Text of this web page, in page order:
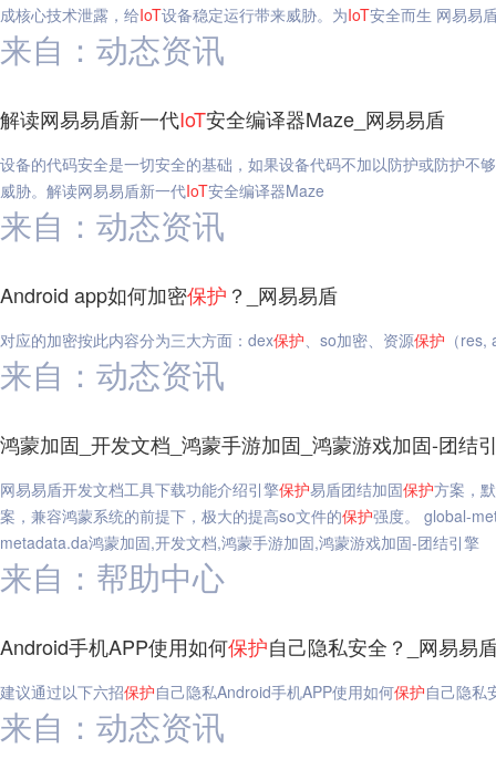
成核心技术泄露，给IoT设备稳定运行带来威胁。为IoT安全而生 网易易
来自：动态资讯
解读网易易盾新一代IoT安全编译器Maze_网易易盾
设备的代码安全是一切安全的基础，如果设备代码不加以防护或防护不
威胁。解读网易易盾新一代IoT安全编译器Maze
来自：动态资讯
Android app如何加密保护 ？_网易易盾
对应的加密按此内容分为三大方面：dex保护、so加密、资源保护 （
来自：动态资讯
鸿蒙加固_开发文档_鸿蒙手游加固_鸿蒙游戏加固-团结
网易易盾开发文档工具下载功能介绍引擎保护易盾团结加固保护方案，
案，兼容鸿蒙系统的前提下，极大的提高so文件的保护强度。 global-
metadata.da鸿蒙加固,开发文档,鸿蒙手游加固,鸿蒙游戏加固-团结引擎
来自：帮助中心
Android手机APP使用如何保护自己隐私安全？_网易易
建议通过以下六招保护自己隐私Android手机APP使用如何保护自己隐私
来自：动态资讯